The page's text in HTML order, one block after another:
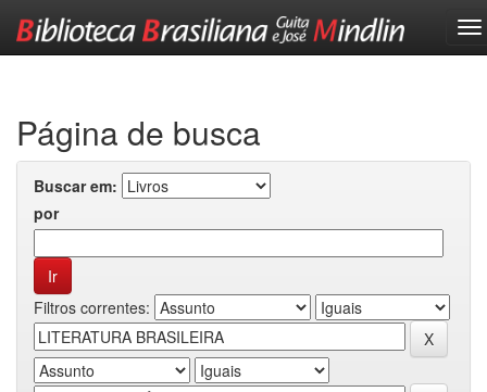
Página de busca
Buscar em:
por
Filtros correntes: